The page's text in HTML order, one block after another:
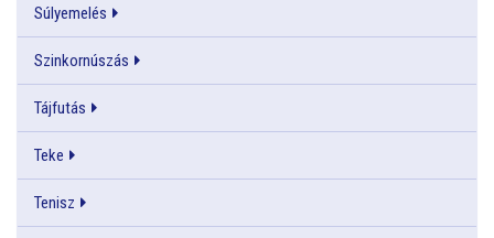
Súlyemelés
Szinkornúszás
Tájfutás
Teke
Tenisz